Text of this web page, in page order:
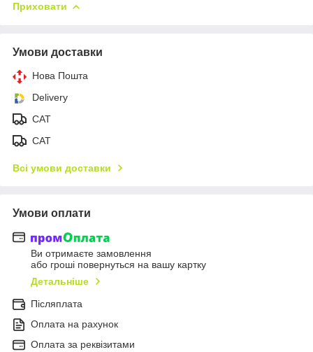
Приховати
Умови доставки
Нова Пошта
Delivery
САТ
САТ
Всі умови доставки
Умови оплати
Ви отримаєте замовлення
або гроші повернуться на вашу картку
Детальніше
Післяплата
Оплата на рахунок
Оплата за реквізитами